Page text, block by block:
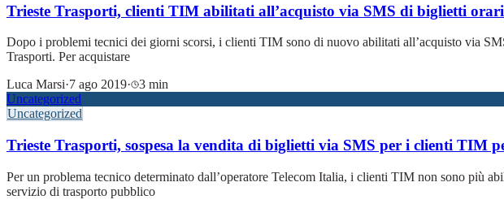
Trieste Trasporti, clienti TIM abilitati all’acquisto via SMS di biglietti orari
Dopo i problemi tecnici dei giorni scorsi, i clienti TIM sono di nuovo abilitati all’acquisto via
Trasporti. Per acquistare
Luca Marsi·7 ago 2019·
3 min
Uncategorized
Uncategorized
Trieste Trasporti, sospesa la vendita di biglietti via SMS per i clienti TIM
Per un problema tecnico determinato dall’operatore Telecom Italia, i clienti TIM non sono più
servizio di trasporto pubblico